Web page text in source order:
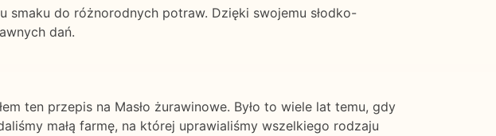
do różnorodnych potraw. Dzięki swojemu słodko-
dań.
ten przepis na Masło żurawinowe. Było to wiele lat temu, gdy
małą farmę, na której uprawialiśmy wszelkiego rodzaju